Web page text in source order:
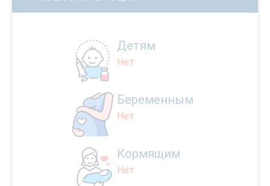
Детям
Нет
Беременным
Нет
Кормящим
Нет